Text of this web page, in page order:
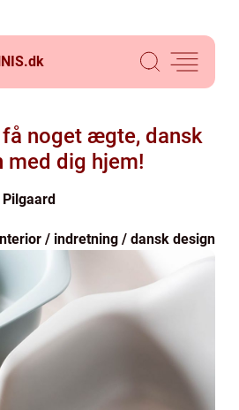
dk
få noget ægte, dansk
med dig hjem!
/ indretning / dansk design